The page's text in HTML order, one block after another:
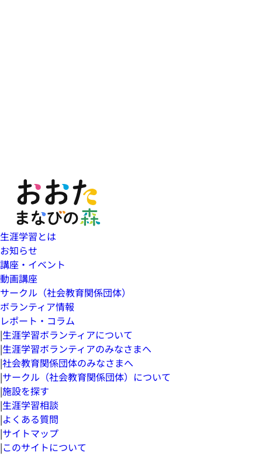
生涯学習とは
お知らせ
講座・イベント
動画講座
サークル（社会教育関係団体）
ボランティア情報
レポート・コラム
|生涯学習ボランティアについて
|生涯学習ボランティアのみなさまへ
|社会教育関係団体のみなさまへ
|サークル（社会教育関係団体）について
|施設を探す
|生涯学習相談
|よくある質問
|サイトマップ
|このサイトについて